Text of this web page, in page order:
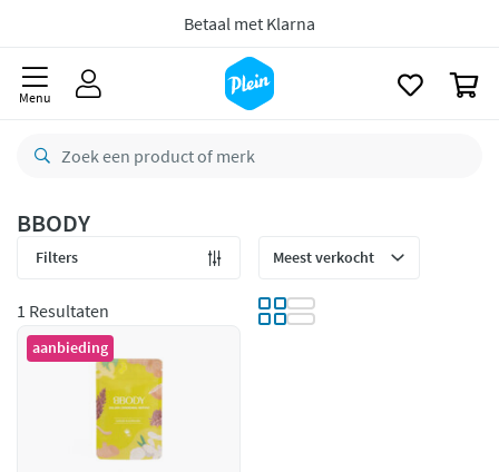
Bestelling uiterlijkwoensdag
Gratisretourneren
CO2 neutraal
Menu
BBODY
Filters
1 Resultaten
aanbieding